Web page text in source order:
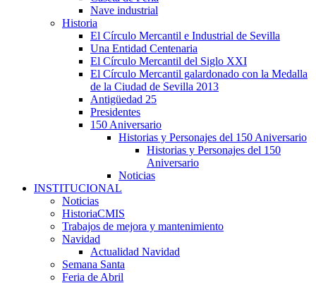
Nave industrial
Historia
El Círculo Mercantil e Industrial de Sevilla
Una Entidad Centenaria
El Círculo Mercantil del Siglo XXI
El Círculo Mercantil galardonado con la Medalla
de la Ciudad de Sevilla 2013
Antigüedad 25
Presidentes
150 Aniversario
Historias y Personajes del 150 Aniversario
Historias y Personajes del 150
Aniversario
Noticias
INSTITUCIONAL
Noticias
HistoriaCMIS
Trabajos de mejora y mantenimiento
Navidad
Actualidad Navidad
Semana Santa
Feria de Abril